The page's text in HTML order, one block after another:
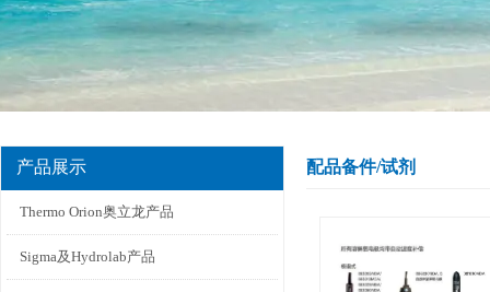
产品展示
Thermo Orion奥立龙产品
Sigma及Hydrolab产品
配品备件/试剂